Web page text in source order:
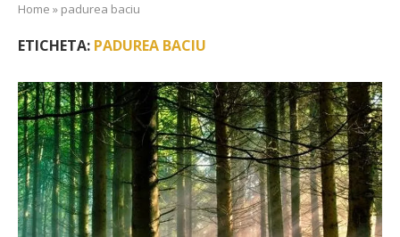
Home » padurea baciu
ETICHETA: PADUREA BACIU